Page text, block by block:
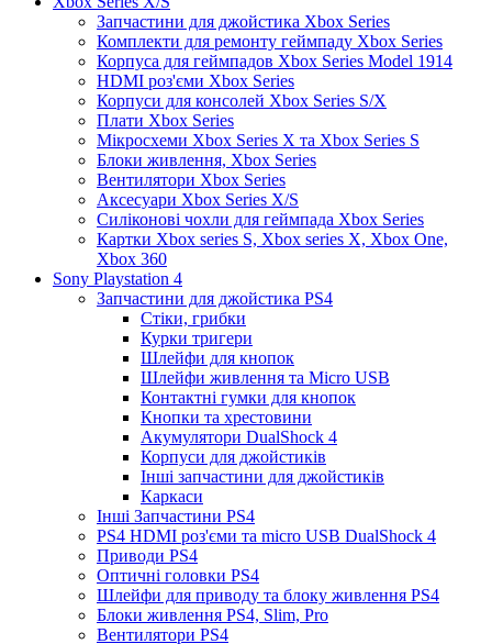
Запчастини для джойстика Xbox Series
Комплекти для ремонту геймпаду Xbox Series
Корпуса для геймпадов Xbox Series Model 1914
HDMI роз'єми Xbox Series
Корпуси для консолей Xbox Series S/X
Плати Xbox Series
Мікросхеми Xbox Series X та Xbox Series S
Блоки живлення, Xbox Series
Вентилятори Xbox Series
Аксесуари Xbox Series X/S
Силіконові чохли для геймпада Xbox Series
Картки Xbox series S, Xbox series X, Xbox One,
Xbox 360
Sony Playstation 4
Запчастини для джойстика PS4
Стіки, грибки
Курки тригери
Шлейфи для кнопок
Шлейфи живлення та Micro USB
Контактні гумки для кнопок
Кнопки та хрестовини
Акумулятори DualShock 4
Корпуси для джойстиків
Інші запчастини для джойстиків
Каркаси
Інші Запчастини PS4
PS4 HDMI роз'єми та micro USB DualShock 4
Приводи PS4
Оптичні головки PS4
Шлейфи для приводу та блоку живлення PS4
Блоки живлення PS4, Slim, Pro
Вентилятори PS4